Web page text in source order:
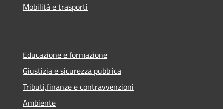
Mobilità e trasporti
Educazione e formazione
Giustizia e sicurezza pubblica
Tributi,finanze e contravvenzioni
Ambiente